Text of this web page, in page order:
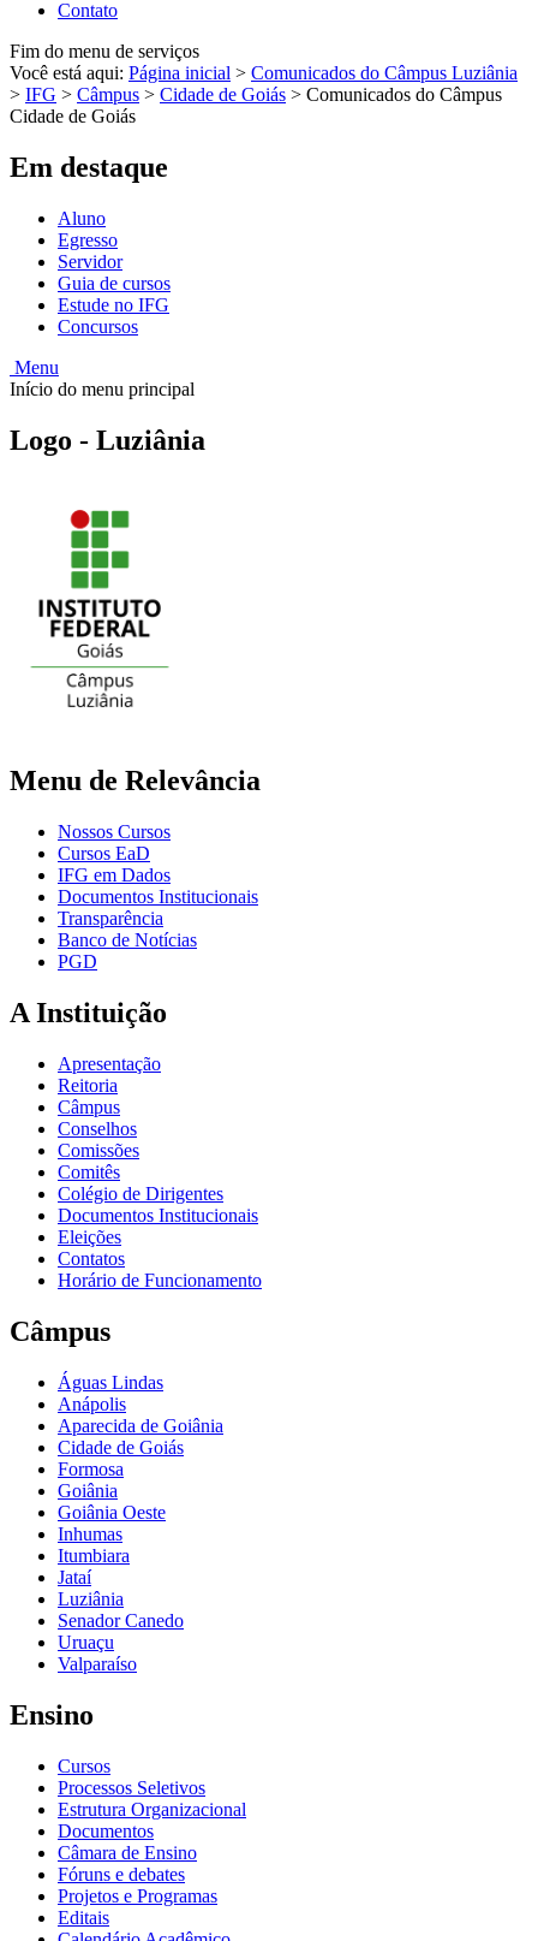
Contato
Fim do menu de serviços
Você está aqui: Página inicial > Comunicados do Câmpus Luziânia
> IFG > Câmpus > Cidade de Goiás > Comunicados do Câmpus
Cidade de Goiás
Em destaque
Aluno
Egresso
Servidor
Guia de cursos
Estude no IFG
Concursos
Menu
Início do menu principal
Logo - Luziânia
Menu de Relevância
Nossos Cursos
Cursos EaD
IFG em Dados
Documentos Institucionais
Transparência
Banco de Notícias
PGD
A Instituição
Apresentação
Reitoria
Câmpus
Conselhos
Comissões
Comitês
Colégio de Dirigentes
Documentos Institucionais
Eleições
Contatos
Horário de Funcionamento
Câmpus
Águas Lindas
Anápolis
Aparecida de Goiânia
Cidade de Goiás
Formosa
Goiânia
Goiânia Oeste
Inhumas
Itumbiara
Jataí
Luziânia
Senador Canedo
Uruaçu
Valparaíso
Ensino
Cursos
Processos Seletivos
Estrutura Organizacional
Documentos
Câmara de Ensino
Fóruns e debates
Projetos e Programas
Editais